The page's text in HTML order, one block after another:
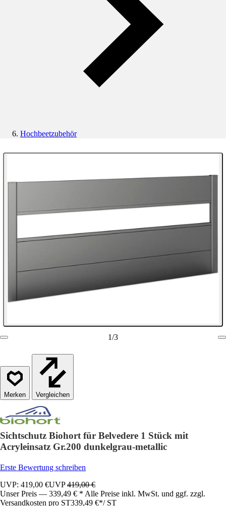
Hochbeetzubehör
1/3
Vergleichen
Sichtschutz Biohort für Belvedere 1 Stück mit
Acryleinsatz Gr.200 dunkelgrau-metallic
Erste Bewertung schreiben
UVP: 419,00 €UVP419,00 €
Unser Preis — 339,49 € * Alle Preise inkl. MwSt. und ggf. zzgl.
Versandkosten pro ST339,49 €*/ ST